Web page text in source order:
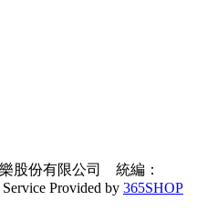
股份有限公司 統編：
Service Provided by 365SHOP